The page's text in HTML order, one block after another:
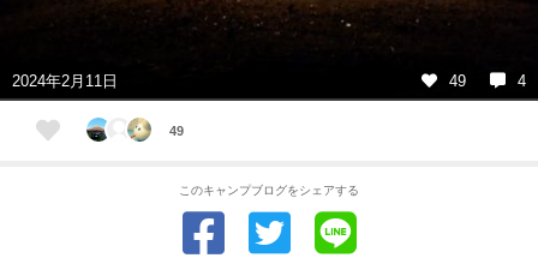
2024年2月11日 49 4
49
このキャンプブログをシェアする